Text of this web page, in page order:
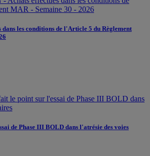
dans les conditions de l'Article 5 du Règlement
de Phase III BOLD dans l'atrésie des voies